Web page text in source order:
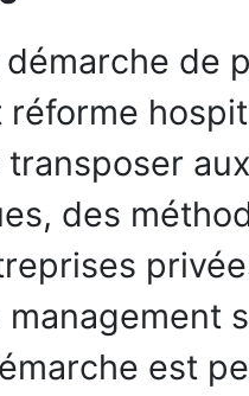
démarche de
transposer
des
management
est